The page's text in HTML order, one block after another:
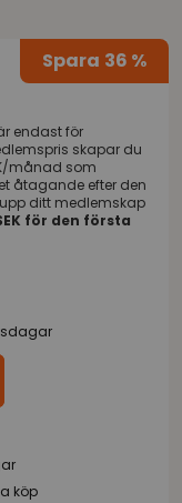
Spara 36 %
endast för
skapar du
månad som
åtagande efter den
ditt medlemskap
för den första
köp